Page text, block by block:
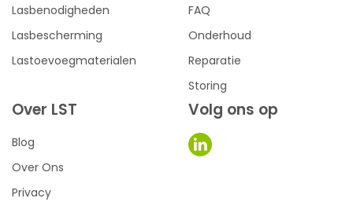
Lasbenodigheden
Lasbescherming
Lastoevoegmaterialen
FAQ
Onderhoud
Reparatie
Storing
Over LST
Blog
Over Ons
Privacy
Volg ons op